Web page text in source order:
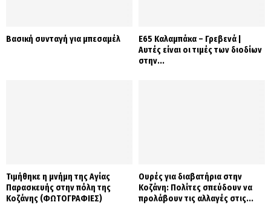
Βασική συνταγή για μπεσαμέλ
Ε65 Καλαμπάκα – Γρεβενά |
Αυτές είναι οι τιμές των διοδίων
στην...
Τιμήθηκε η μνήμη της Αγίας
Παρασκευής στην πόλη της
Κοζάνης (ΦΩΤΟΓΡΑΦΙΕΣ)
Ουρές για διαβατήρια στην
Κοζάνη: Πολίτες σπεύδουν να
προλάβουν τις αλλαγές στις...